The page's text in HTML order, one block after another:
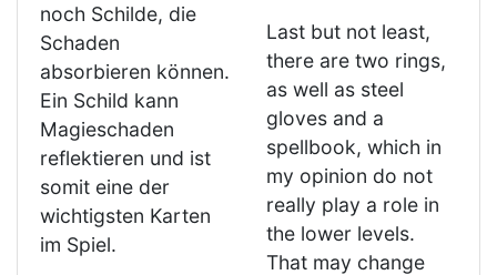
noch Schilde, die
Schaden
absorbieren können.
Ein Schild kann
Magieschaden
reflektieren und ist
somit eine der
wichtigsten Karten
im Spiel.
Last but not least,
there are two rings,
as well as steel
gloves and a
spellbook, which in
my opinion do not
really play a role in
the lower levels.
That may change